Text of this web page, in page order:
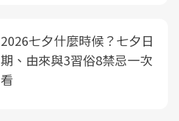
2026七夕什麼時候？七夕日
期、由來與3習俗8禁忌一次
看